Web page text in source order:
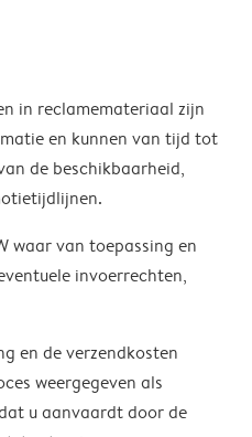
in reclamemateriaal zijn
en kunnen van tijd tot
de beschikbaarheid,
waar van toepassing en
invoerrechten,
en de verzendkosten
weergegeven als
u aanvaardt door de